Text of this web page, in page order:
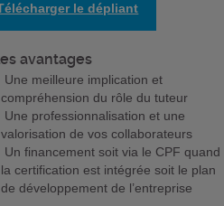
le dépliant
avantages
Une meilleure implication et
compréhension du rôle du tuteur
Une professionnalisation et une
valorisation de vos collaborateurs
Un financement soit via le CPF quand
la certification est intégrée soit le plan
de développement de l’entreprise